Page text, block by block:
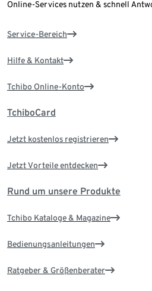
Online-Services nutzen & schnell
Service-Bereich
Hilfe & Kontakt
Tchibo Online-Konto
TchiboCard
Jetzt kostenlos registrieren
Jetzt Vorteile entdecken
Rund um unsere Produkte
Tchibo Kataloge & Magazine
Bedienungsanleitungen
Ratgeber & Größenberater